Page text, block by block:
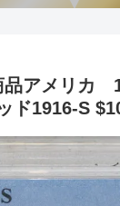
品アメリカ
ド1916-S